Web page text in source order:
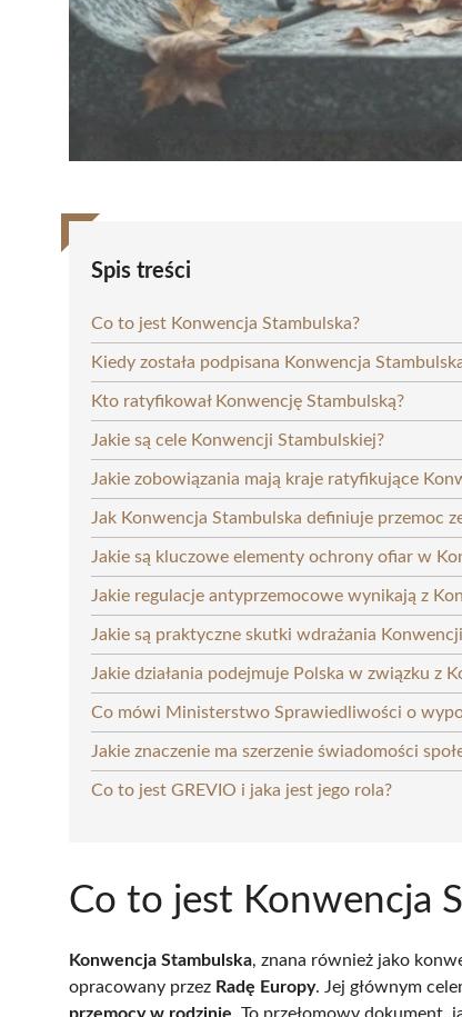
Spis treści
Co to jest Konwencja Stambulska?
Kiedy została podpisana Konwencja
Kto ratyfikował Konwencję Stambulską?
Jakie są cele Konwencji Stambulskiej?
Jakie zobowiązania mają kraje ratyfikujące
Jak Konwencja Stambulska definiuje przemoc
Jakie są kluczowe elementy ochrony ofiar w
Jakie regulacje antyprzemocowe wynikają z
Jakie są praktyczne skutki wdrażania
Jakie działania podejmuje Polska w związku z
Co mówi Ministerstwo Sprawiedliwości o
Jakie znaczenie ma szerzenie świadomości
Co to jest GREVIO i jaka jest jego rola?
Co to jest Konwencja
Konwencja Stambulska, znana również jako
opracowany przez Radę Europy. Jej głównym